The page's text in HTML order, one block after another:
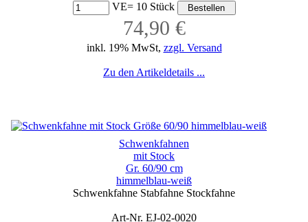
VE= 10 Stück
74,90 €
inkl. 19% MwSt, zzgl. Versand
Zu den Artikeldetails ...
Schwenkfahnen
mit Stock
Gr. 60/90 cm
himmelblau-weiß
Schwenkfahne Stabfahne Stockfahne
Art-Nr. EJ-02-0020